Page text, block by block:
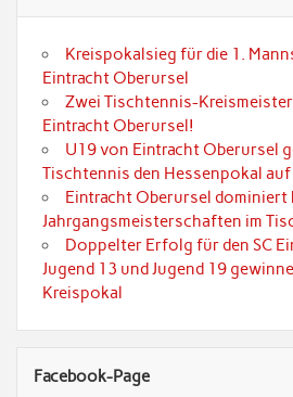
Kreispokalsieg für die 1.
Eintracht Oberursel
Zwei Tischtennis-
Eintracht Oberursel!
U19 von Eintracht Oberursel
Tischtennis den Hessenpokal auf
Eintracht Oberursel dominiert
Jahrgangsmeisterschaften im
Doppelter Erfolg für den SC
Jugend 13 und Jugend 19
Kreispokal
Facebook-Page